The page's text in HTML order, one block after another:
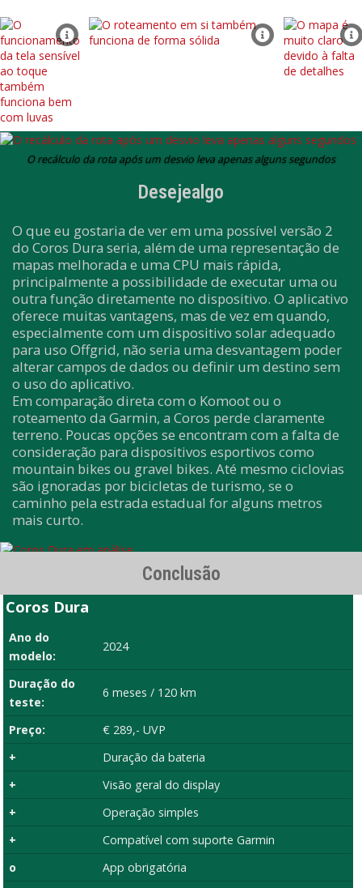
O recálculo da rota após um desvio leva apenas alguns segundos
Desejealgo
O que eu gostaria de ver em uma possível versão 2
do Coros Dura seria, além de uma representação de
mapas melhorada e uma CPU mais rápida,
principalmente a possibilidade de executar uma ou
outra função diretamente no dispositivo. O aplicativo
oferece muitas vantagens, mas de vez em quando,
especialmente com um dispositivo solar adequado
para uso Offgrid, não seria uma desvantagem poder
alterar campos de dados ou definir um destino sem
o uso do aplicativo.
Em comparação direta com o Komoot ou o
roteamento da Garmin, a Coros perde claramente
terreno. Poucas opções se encontram com a falta de
consideração para dispositivos esportivos como
mountain bikes ou gravel bikes. Até mesmo ciclovias
são ignoradas por bicicletas de turismo, se o
caminho pela estrada estadual for alguns metros
mais curto.
Conclusão
Coros Dura
Ano do
modelo:
2024
Duração do
teste:
6 meses / 120 km
Preço:
€ 289,- UVP
+
Duração da bateria
+
Visão geral do display
+
Operação simples
+
Compatível com suporte Garmin
o
App obrigatória